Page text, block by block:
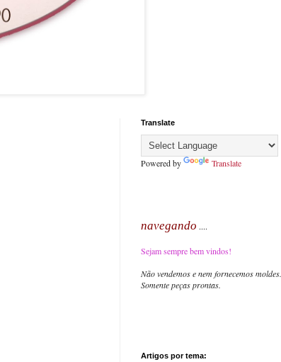
Translate
Powered by Translate
navegando ....
Sejam sempre bem vindos!
Não vendemos e nem fornecemos moldes.
Somente peças prontas.
Artigos por tema: